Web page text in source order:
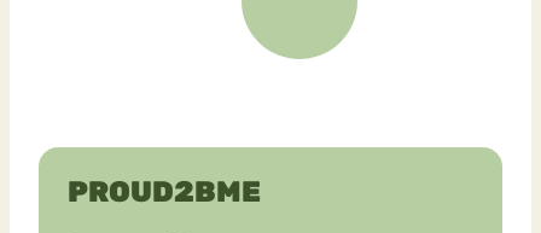
PROUD2BME